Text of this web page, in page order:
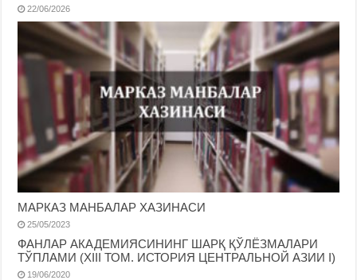
22/06/2026
МАРКАЗ МАНБАЛАР ХАЗИНАСИ
25/05/2023
ФАНЛАР АКАДЕМИЯСИНИНГ ШАРҚ ҚЎЛЁЗМАЛАРИ
ТЎПЛАМИ (XIII ТОМ. ИСТОРИЯ ЦЕНТРАЛЬНОЙ АЗИИ I)
19/06/2020